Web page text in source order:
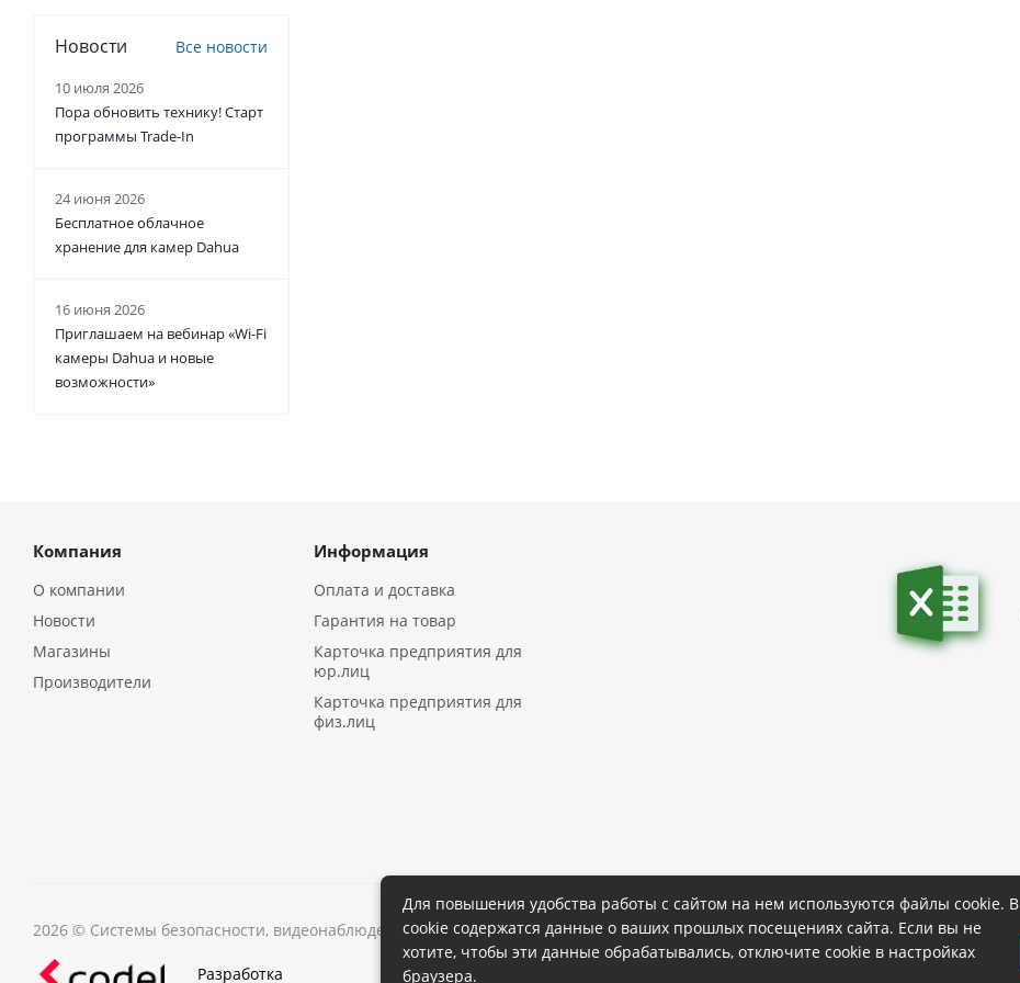
Новости Все новости
10 июля 2026
Пора обновить технику! Старт
программы Trade-In
24 июня 2026
Бесплатное облачное
хранение для камер Dahua
16 июня 2026
Приглашаем на вебинар «Wi-Fi
камеры Dahua и новые
возможности»
Компания
О компании
Новости
Магазины
Производители
Информация
Оплата и доставка
Гарантия на товар
Карточка предприятия для
юр.лиц
Карточка предприятия для
физ.лиц
2026 © Системы безопасности, видеонаблюдения в ИркутскеПолитика конфиденциальности
Разработка
Для повышения удобства работы с сайтом на нем используются файлы cookie. В
cookie содержатся данные о ваших прошлых посещениях сайта. Если вы не
хотите, чтобы эти данные обрабатывались, отключите cookie в настройках
браузера.